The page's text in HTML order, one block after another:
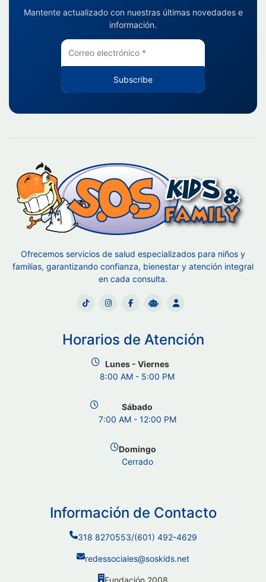
Mantente actualizado con nuestras últimas novedades e
información.
Subscribe
Ofrecemos servicios de salud especializados para niños y
familias, garantizando confianza, bienestar y atención integral
en cada consulta.
Horarios de Atención
Lunes - Viernes
8:00 AM - 5:00 PM
Sábado
7:00 AM - 12:00 PM
Domingo
Cerrado
Información de Contacto
318 8270553/(601) 492-4629
redessociales@soskids.net